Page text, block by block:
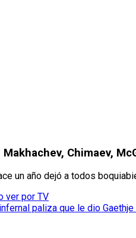
Chimaev,
un año dejó a todos
ver por TV
paliza que le dio Gaethje